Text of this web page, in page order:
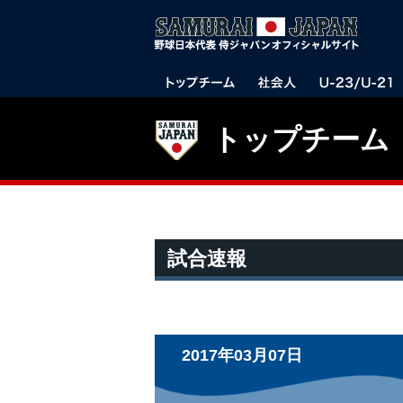
トップチーム
試合速報
2017年03月07日